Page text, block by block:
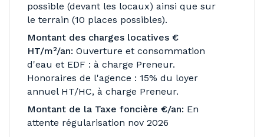
possible (devant les locaux) ainsi que sur
le terrain (10 places possibles).
Montant des charges locatives €
HT/m²/an: Ouverture et consommation
d'eau et EDF : à charge Preneur.
Honoraires de l'agence : 15% du loyer
annuel HT/HC, à charge Preneur.
Montant de la Taxe foncière €/an: En
attente régularisation nov 2026